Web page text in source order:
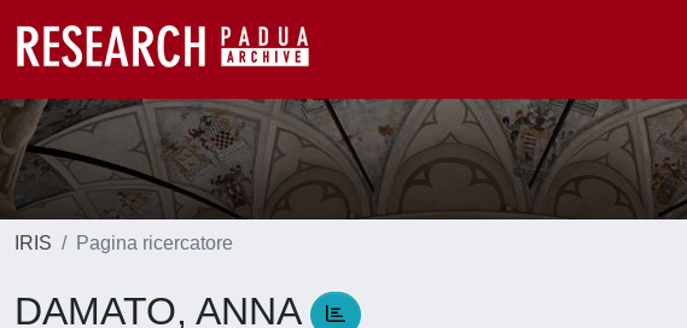
IRIS Pagina ricercatore
DAMATO, ANNA